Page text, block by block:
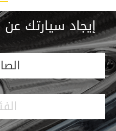
إيجاد سيارتك